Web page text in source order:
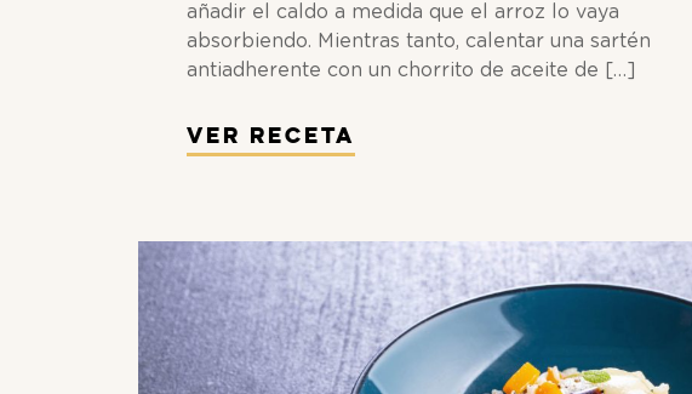
añadir el caldo a medida que el arroz lo vaya
absorbiendo. Mientras tanto, calentar una sartén
antiadherente con un chorrito de aceite de […]
Ver Receta